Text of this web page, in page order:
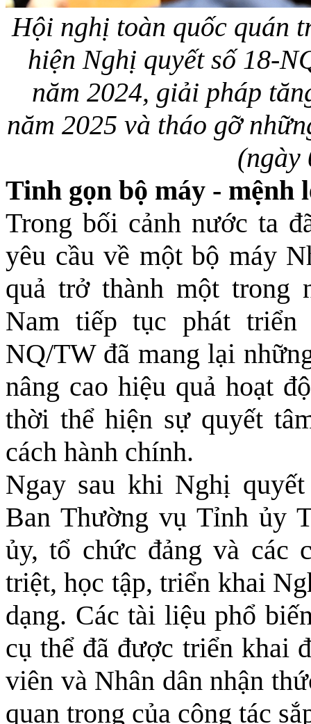
Hội nghị toàn quốc quán
hiện Nghị quyết số 18-
năm 2024, giải pháp
năm 2025 và tháo gỡ
(ngày
Tinh gọn bộ máy - mệnh
Trong bối cảnh nước ta
yêu cầu về một bộ máy
quả trở thành một trong
Nam tiếp tục phát
NQ/TW đã mang lại
nâng cao hiệu quả hoạt
thời thể hiện sự quyết
cách hành chính.
Ngay sau khi Nghị
Ban Thường vụ Tỉnh ủy
ủy, tổ chức đảng và các
triệt, học tập, triển khai
dạng. Các tài liệu phổ
cụ thể đã được triển khai
viên và Nhân dân nhận
quan trọng của công tác